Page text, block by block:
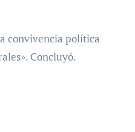
convivencia política
Concluyó.